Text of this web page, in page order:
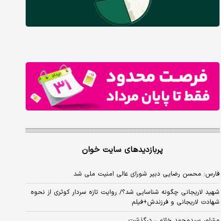
پربازدیدهای سایت خوان
فارس: محسن رضایی دبیر شورای عالی امنیت ملی شد
شهید لاریجانی چگونه شناسایی شد؟/ روایت تازه سردار کوثری از نحوه
شهادت لاریجانی و فرزندش+فیلم